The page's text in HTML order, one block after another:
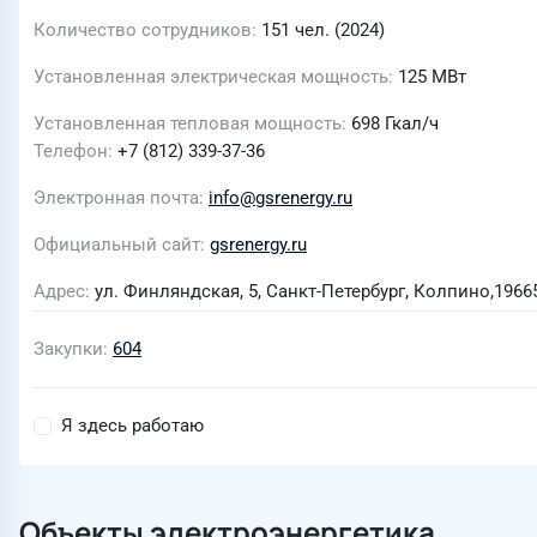
Количество сотрудников 151 чел. (2024)
Установленная электрическая мощность 125 МВт
Установленная тепловая мощность 698 Гкал/ч
Телефон +7 (812) 339-37-36
Электронная почта info@gsrenergy.ru
Официальный сайт gsrenergy.ru
Адрес ул. Финляндская, 5, Санкт-Петербург,
Закупки 604
Я здесь работаю